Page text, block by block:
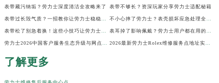
表带藏污纳垢？劳力士深度清洁全攻略来了 表带不够长？资深玩家分享劳力士适配秘籍
了解更多